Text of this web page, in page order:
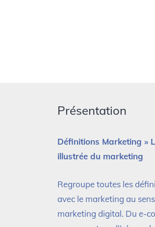
Présentation
Définitions Marketing »
illustrée du marketing
Regroupe toutes les
avec le marketing au
marketing digital. Du e-